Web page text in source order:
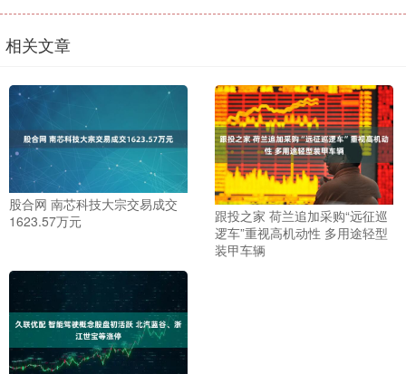
相关文章
股合网 南芯科技大宗交易成交
1623.57万元
跟投之家 荷兰追加采购“远征巡
逻车”重视高机动性 多用途轻型
装甲车辆